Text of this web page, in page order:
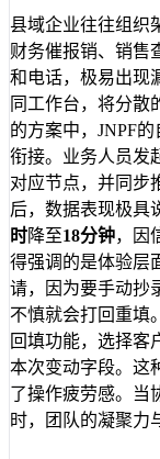
县域企业往往组织
财务催报销、销售
和电话，极易出现
同工作台，将分散
的方案中，JNPF
衔接。业务人员发
对应节点，并同步
后，数据表现极具
时降至18分钟，因
得强调的是体验层
请，因为要手动抄
不慎就会打回重填
回填功能，选择客
本次变动字段。这
了操作疲劳感。当
时，团队的凝聚力